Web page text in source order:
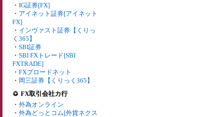
・ IG証券[FX]
・ アイネット証券[アイネット
FX]
・ インヴァスト証券【くりっ
く365】
・ SBI証券
・ SBI FXトレード[SBI
FXTRADE]
・ FXブロードネット
・ 岡三証券【くりっく365】
FX取引会社カ行
・ 外為オンライン
・ 外為どっとコム[外貨ネクス